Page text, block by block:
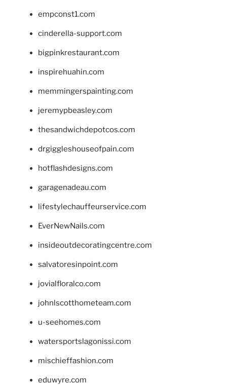
empconst1.com
cinderella-support.com
bigpinkrestaurant.com
inspirehuahin.com
memmingerspainting.com
jeremypbeasley.com
thesandwichdepotcos.com
drgiggleshouseofpain.com
hotflashdesigns.com
garagenadeau.com
lifestylechauffeurservice.com
EverNewNails.com
insideoutdecoratingcentre.com
salvatoresinpoint.com
jovialfloralco.com
johnlscotthometeam.com
u-seehomes.com
watersportslagonissi.com
mischieffashion.com
eduwyre.com